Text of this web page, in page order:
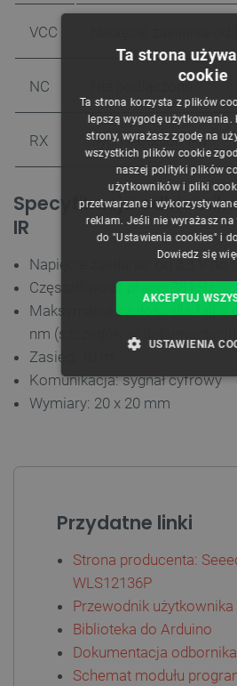
VCC
NC Nie podłączone.
RX Sygnał odbiornika.
Specyfikacja
IR
Napięcie zasilania: od 3,3 V do
Częstotliwość pracy: 38 kHz
Maksymalna czułość dla fali o
nm (szczegóły w
Zasięg: 10 m
Komunikacja: sygnał cyfrowy
Wymiary: 20 x 20 mm
Przydatne linki
Strona producenta:
WLS12136P
Przewodnik użytkownika
Biblioteka do Arduino
Dokumentacja
Schemat modułu
Ta strona
cookie
Ta strona korzysta z plików
lepszą wygodę użytkowania.
strony, wyrażasz zgodę na
wszystkich plików cookie
naszej polityki plików
użytkowników i pliki
przetwarzane i
reklam. Jeśli nie wyrażasz
do "Ustawienia cookies" i
Dowiedz się
AKCEPTUJ
USTAWIENIA
NIEZBĘDNE
FUNKCJONALNOŚĆ
Niezbędne pliki cookie
podstawowych funkcji strony
jak logowanie użytkownika i
Bez niezbędnych plików cookie